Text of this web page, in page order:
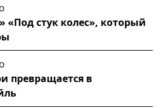
стук колес», который
превращается в